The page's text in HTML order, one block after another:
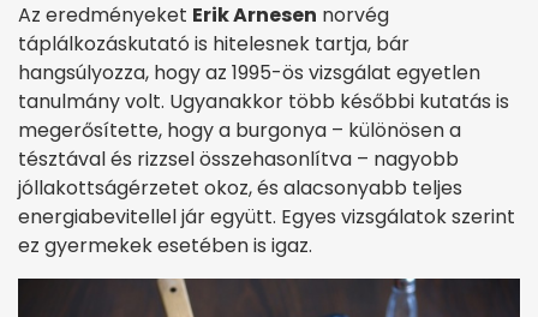
Az eredményeket Erik Arnesen norvég
táplálkozáskutató is hitelesnek tartja, bár
hangsúlyozza, hogy az 1995-ös vizsgálat egyetlen
tanulmány volt. Ugyanakkor több későbbi kutatás is
megerősítette, hogy a burgonya – különösen a
tésztával és rizzsel összehasonlítva – nagyobb
jóllakottságérzetet okoz, és alacsonyabb teljes
energiabevitellel jár együtt. Egyes vizsgálatok szerint
ez gyermekek esetében is igaz.